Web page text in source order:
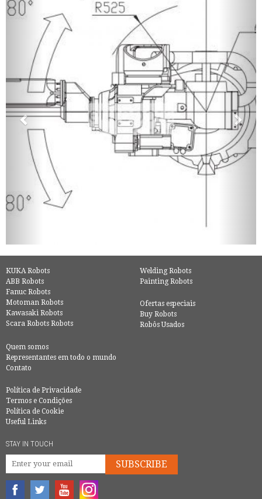
KUKA Robots
ABB Robots
Fanuc Robots
Motoman Robots
Kawasaki Robots
Scara Robots Robots
Welding Robots
Painting Robots
Ofertas especiais
Buy Robots
Robôs Usados
Quem somos
Representantes em todo o mundo
Contato
Política de Privacidade
Termos e Condições
Política de Cookie
Useful Links
STAY IN TOUCH
SUBSCRIBE